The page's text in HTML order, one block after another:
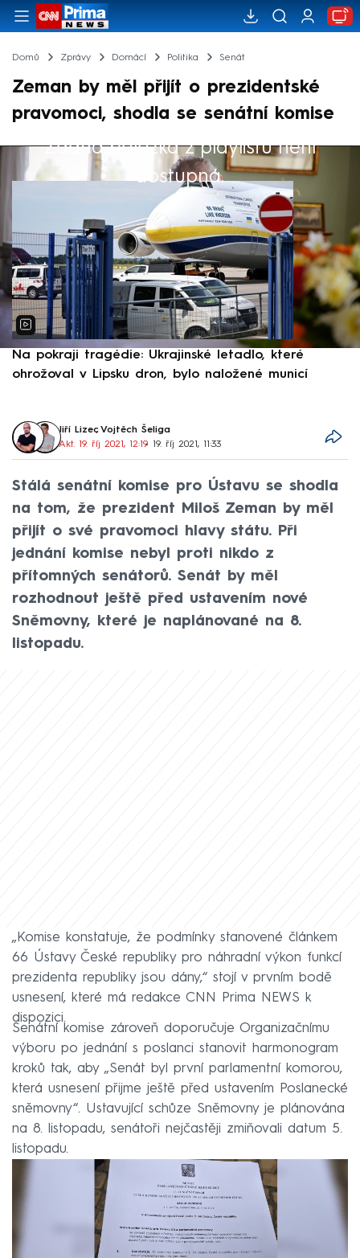
Domů Zprávy Domácí Politika Senát
Zeman by měl přijít o prezidentské
pravomoci, shodla se senátní komise
Žádná položka z playlistu není
dostupná.
Výběr redakce
Na pokraji tragédie: Ukrajinské letadlo, které
ohrožoval v Lipsku dron, bylo naložené municí
Jiří Lizec, Vojtěch Šeliga
Akt. 19. říj 2021, 12:19• 19. říj 2021, 11:33
Stálá senátní komise pro Ústavu se shodla
na tom, že prezident Miloš Zeman by měl
přijít o své pravomoci hlavy státu. Při
jednání komise nebyl proti nikdo z
přítomných senátorů. Senát by měl
rozhodnout ještě před ustavením nové
Sněmovny, které je naplánované na 8.
listopadu.
„Komise konstatuje, že podmínky stanovené článkem
66 Ústavy České republiky pro náhradní výkon funkcí
prezidenta republiky jsou dány,“ stojí v prvním bodě
usnesení, které má redakce CNN Prima NEWS k
dispozici.
Senátní komise zároveň doporučuje Organizačnímu
výboru po jednání s poslanci stanovit harmonogram
kroků tak, aby „Senát byl první parlamentní komorou,
která usnesení přijme ještě před ustavením Poslanecké
sněmovny“. Ustavující schůze Sněmovny je plánována
na 8. listopadu, senátoři nejčastěji zmiňovali datum 5.
listopadu.